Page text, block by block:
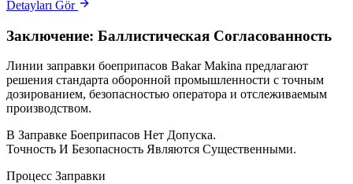
Detayları Gör
Заключение: Баллистическая Согласованность
Линии заправки боеприпасов Bakar Makina предлагают
решения стандарта оборонной промышленности с точным
дозированием, безопасностью оператора и отслеживаемым
производством.
В Заправке Боеприпасов Нет Допуска.
Точность И Безопасность Являются Существенными.
Процесс Заправки